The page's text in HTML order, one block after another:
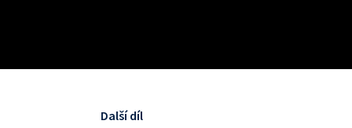
Další díl